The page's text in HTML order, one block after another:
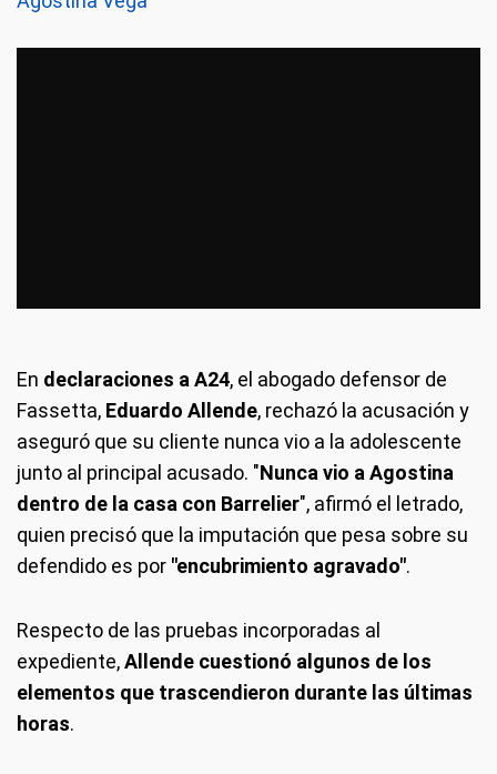
En declaraciones a A24, el abogado defensor de
Fassetta, Eduardo Allende, rechazó la acusación y
aseguró que su cliente nunca vio a la adolescente
junto al principal acusado. "Nunca vio a Agostina
dentro de la casa con Barrelier", afirmó el letrado,
quien precisó que la imputación que pesa sobre su
defendido es por "encubrimiento agravado".
Respecto de las pruebas incorporadas al
expediente,Allende cuestionó algunos de los
elementos que trascendieron durante las últimas
horas.